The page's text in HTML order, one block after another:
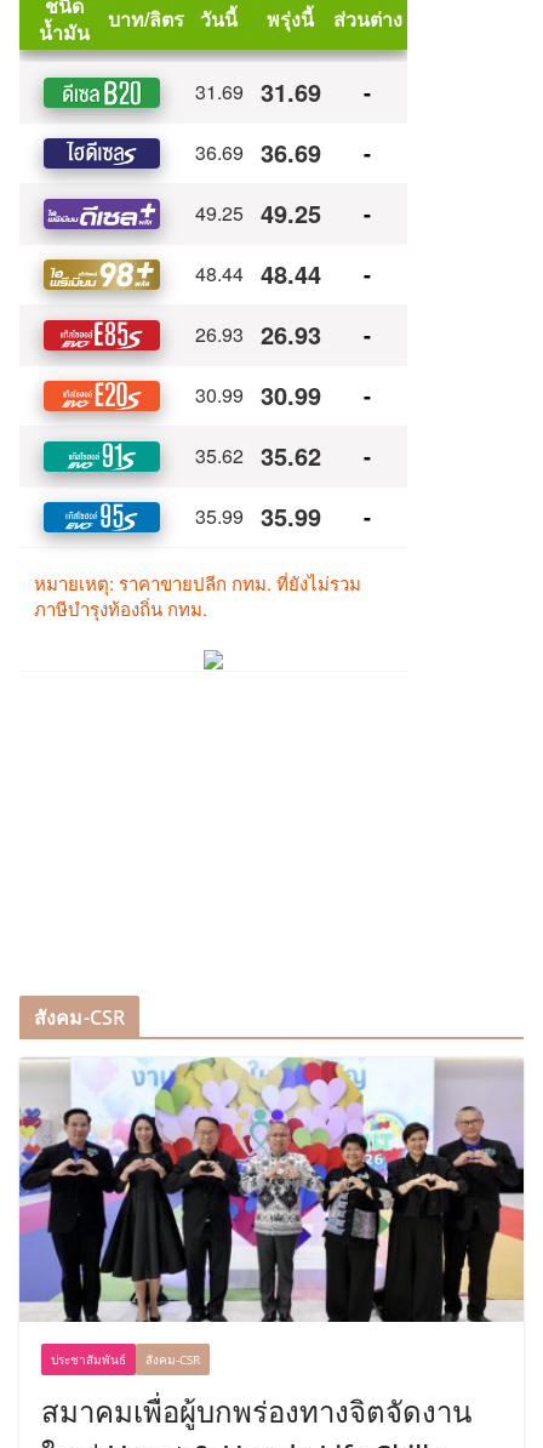
สังคม-CSR
ประชาสัมพันธ์ สังคม-CSR
สมาคมเพื่อผู้บกพร่องทางจิตจัดงาน